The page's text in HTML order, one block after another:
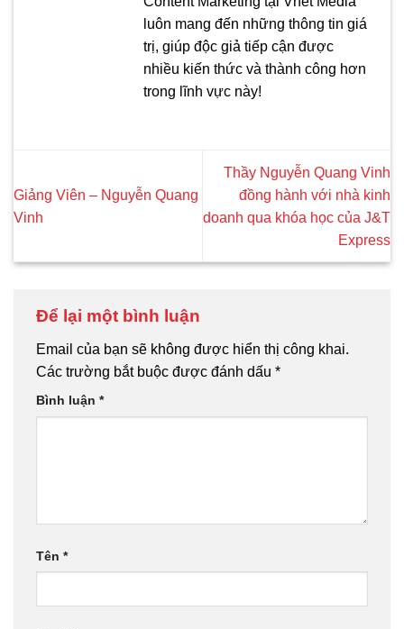
luôn mang đến những thông tin giá
trị, giúp độc giả tiếp cận được
nhiều kiến thức và thành công hơn
trong lĩnh vực này!
Giảng Viên – Nguyễn Quang
Vinh
Thầy Nguyễn Quang Vinh
đồng hành với nhà kinh
doanh qua khóa học của J&T
Express
Để lại một bình luận
Email của bạn sẽ không được hiển thị công khai.
Các trường bắt buộc được đánh dấu *
Bình luận *
Tên *